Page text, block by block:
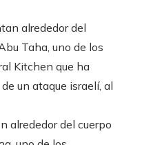
alrededor del cuerpo